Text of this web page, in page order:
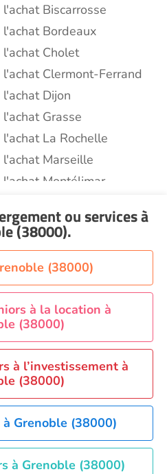
Biscarrosse
Bordeaux
l'achat Cholet
Clermont-Ferrand
Dijon
Grasse
La Rochelle
Marseille
Montélimar
Saint-Etienne
ou servicesà
(38000).
(38000)
à la location à
(38000)
à l’investissement à
(38000)
Grenoble (38000)
à Grenoble (38000)